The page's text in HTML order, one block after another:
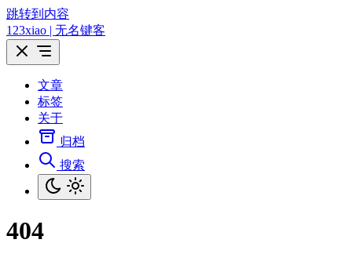
跳转到内容
123xiao | 无名键客
文章
标签
关于
归档
搜索
404